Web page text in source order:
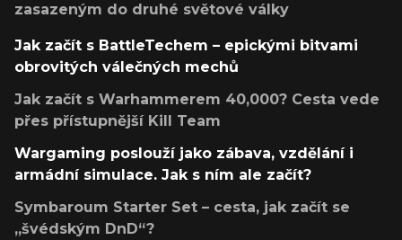
zasazeným do druhé světové války
Jak začít s BattleTechem – epickými bitvami
obrovitých válečných mechů
Jak začít s Warhammerem 40,000? Cesta vede
přes přístupnější Kill Team
Wargaming poslouží jako zábava, vzdělání i
armádní simulace. Jak s ním ale začít?
Symbaroum Starter Set – cesta, jak začít se
„švédským DnD“?